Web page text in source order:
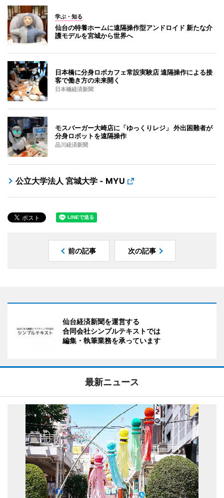
学ぶ・知る
仙台の特養ホームに遠隔操作型アンドロイド 新たな介
護モデルを宮城から世界へ
日本橋に分身ロボカフェ常設実験店 遠隔操作による接
客で働き方の未来開く
日本橋経済新聞
モスバーガー大崎店に「ゆっくりレジ」 外出困難者が
分身ロボットを遠隔操作
品川経済新聞
公立大学法人 宮城大学 - MYU
前の記事 次の記事
仙台経済新聞を運営する
合同会社シンプルテキストでは
編集・執筆業務を承っています
最新ニュース